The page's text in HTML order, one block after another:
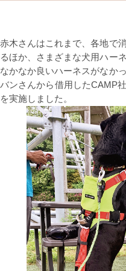
⾚⽊さんはこれまで、各地で
るほか、さまざまな⽝⽤ハー
なかなか良いハーネスがなか
バンさんから借⽤したCAMP
を実施しました。